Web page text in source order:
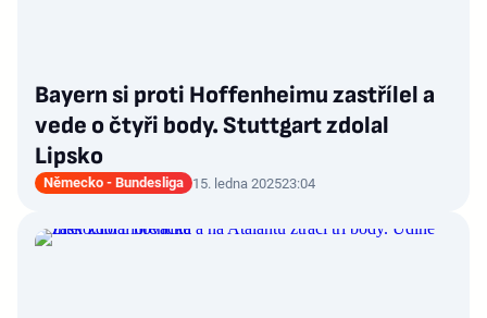
Bayern si proti Hoffenheimu zastřílel a
vede o čtyři body. Stuttgart zdolal
Lipsko
Německo - Bundesliga 15. ledna 202523:04